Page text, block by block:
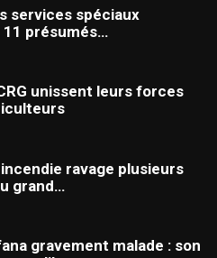
services spéciaux
présumés…
unissent leurs forces
ravage plusieurs
grand…
gravement malade : son